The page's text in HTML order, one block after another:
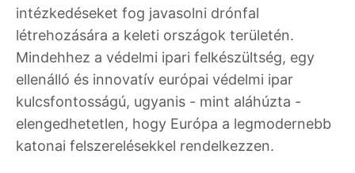
intézkedéseket fog javasolni drónfal
létrehozására a keleti országok területén.
Mindehhez a védelmi ipari felkészültség, egy
ellenálló és innovatív európai védelmi ipar
kulcsfontosságú, ugyanis - mint aláhúzta -
elengedhetetlen, hogy Európa a legmodernebb
katonai felszerelésekkel rendelkezzen.